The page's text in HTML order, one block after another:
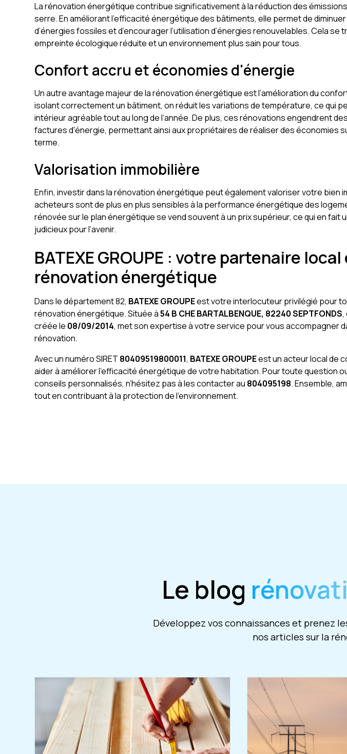
La rénovation énergétique contribue significativement à la réduction des
serre. En améliorant l’efficacité énergétique des bâtiments, elle permet de
d’énergies fossiles et d’encourager l’utilisation d’énergies renouvelables. Cela se
empreinte écologique réduite et un environnement plus sain pour tous.
Confort accru et économies d'énergie
Un autre avantage majeur de la rénovation énergétique est l’amélioration du
isolant correctement un bâtiment, on réduit les variations de température, ce qui
intérieur agréable tout au long de l’année. De plus, ces rénovations engendrent
factures d'énergie, permettant ainsi aux propriétaires de réaliser des économies
terme.
Valorisation immobilière
Enfin, investir dans la rénovation énergétique peut également valoriser votre bien
acheteurs sont de plus en plus sensibles à la performance énergétique des
rénovée sur le plan énergétique se vend souvent à un prix supérieur, ce qui en fait
judicieux pour l’avenir.
BATEXE GROUPE : votre partenaire local
rénovation énergétique
Dans le département 82, BATEXE GROUPEest votre interlocuteur privilégié pour
rénovation énergétique. Située à54 B CHE BARTALBENQUE, 82240 SEPTFONDS,
créée le 08/09/2014, met son expertise à votre service pour vous accompagner
rénovation.
Avec un numéro SIRET 80409519800011, BATEXE GROUPEest un acteur local de
aider à améliorer l’efficacité énergétique de votre habitation. Pour toute question
conseils personnalisés, n’hésitez pas à les contacter au 804095198. Ensemble,
tout en contribuant à la protection de l’environnement.
Le blog
Développez vos connaissances et prenez
nos articles sur la